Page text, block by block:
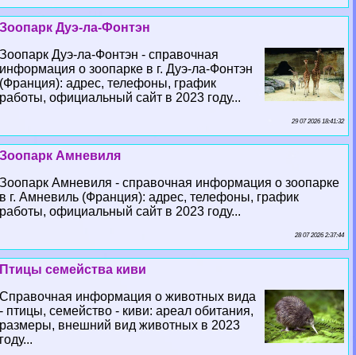
Зоопарк Дуэ-ла-Фонтэн
Зоопарк Дуэ-ла-Фонтэн - справочная
информация о зоопарке в г. Дуэ-ла-Фонтэн
(Франция): адрес, телефоны, график
работы, официальный сайт в 2023 году...
29 07 2026 18:41:32
Зоопарк Амневиля
Зоопарк Амневиля - справочная информация о зоопарке
в г. Амневиль (Франция): адрес, телефоны, график
работы, официальный сайт в 2023 году...
28 07 2026 2:37:44
Птицы семейства киви
Справочная информация о животных вида
- птицы, семейство - киви: ареал обитания,
размеры, внешний вид животных в 2023
году...